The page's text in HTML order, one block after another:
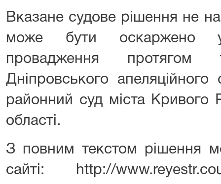
Вказане судове рішення не
може бути оскаржено
провадження
Дніпровського
районний суд міста Кривого
області.
З повним текстом рішення
сайті: http://